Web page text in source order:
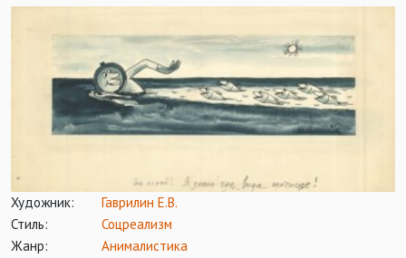
Художник:
Гаврилин Е.В.
Стиль:
Соцреализм
Жанр:
Анималистика